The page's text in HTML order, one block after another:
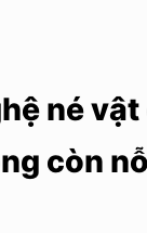
né
còn